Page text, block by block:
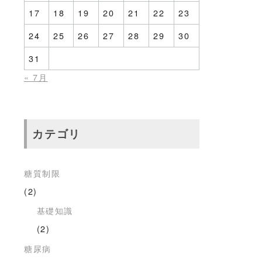
17 18 19 20 21 22
23
24
25 26 27 28 29
30
31
« 7月
カテゴリ
糖質制限
(2)
基礎知識
(2)
糖尿病